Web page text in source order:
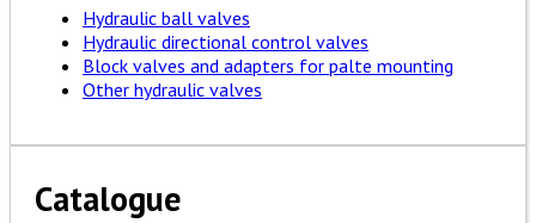
Hydraulic ball valves
Hydraulic directional control valves
Block valves and adapters for palte mounting
Other hydraulic valves
Catalogue